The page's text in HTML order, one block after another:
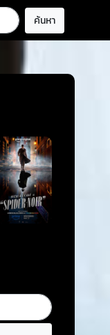
ค้นหา